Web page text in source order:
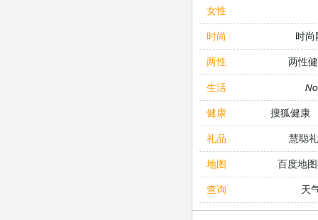
女性
时尚 时尚
两性 两性
生活
健康 搜狐健康
礼品 慧聪
地图 百度地
查询 天